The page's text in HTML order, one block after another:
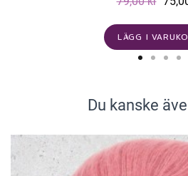
LÄGG I
Du kanske